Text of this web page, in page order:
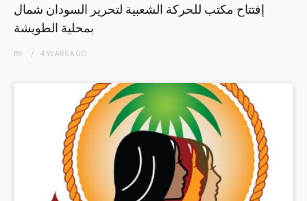
إفتتاح مكتب للحركة الشعبية لتحرير السودان شمال
بمحلية الطويشة
BY 4 YEARSAGO